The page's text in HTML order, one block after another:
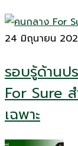
24 มิถุนายน
รอบรู้ด้าน
For Sure
เฉพาะ